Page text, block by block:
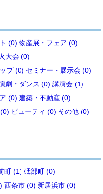
(0) 物産展・フェア (0)
大会 (0)
プ (0) セミナー・展示会 (0)
劇・ダンス (0) 講演会 (1)
(0) 建築・不動産 (0)
ビューティ (0) その他 (0)
町 (1) 砥部町 (0)
西条市 (0) 新居浜市 (0)